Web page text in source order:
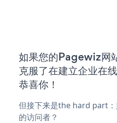
如果您的Pagewiz网
克服了在建立企业在
恭喜你！
但接下来是the hard part
的访问者？